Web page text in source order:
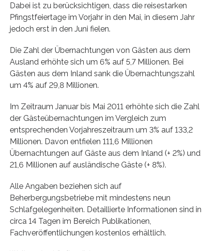
Dabei ist zu berücksichtigen, dass die reisestarken
Pfingstfeiertage im Vorjahr in den Mai, in diesem Jahr
jedoch erst in den Juni fielen.
Die Zahl der Übernachtungen von Gästen aus dem
Ausland erhöhte sich um 6% auf 5,7 Millionen. Bei
Gästen aus dem Inland sank die Übernachtungszahl
um 4% auf 29,8 Millionen.
Im Zeitraum Januar bis Mai 2011 erhöhte sich die Zahl
der Gästeübernachtungen im Vergleich zum
entsprechenden Vorjahreszeitraum um 3% auf 133,2
Millionen. Davon entfielen 111,6 Millionen
Übernachtungen auf Gäste aus dem Inland (+ 2%) und
21,6 Millionen auf ausländische Gäste (+ 8%).
Alle Angaben beziehen sich auf
Beherbergungsbetriebe mit mindestens neun
Schlafgelegenheiten. Detaillierte Informationen sind in
circa 14 Tagen im Bereich Publikationen,
Fachveröffentlichungen kostenlos erhältlich.